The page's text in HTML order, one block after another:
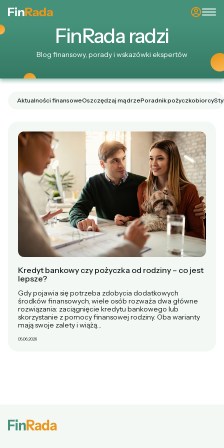
FinRada radzi
Blog finansowy, porady i wskazówki ekspertów
Aktualności finansoweOszczędzaj mądrzePoradnik pożyczkobiorcy
Kredyt bankowy czy pożyczka od rodziny – co jest
lepsze?
Gdy pojawia się potrzeba zdobycia dodatkowych
środków finansowych, wiele osób rozważa dwa główne
rozwiązania: zaciągnięcie kredytu bankowego lub
skorzystanie z pomocy finansowej rodziny. Oba warianty
mają swoje zalety i wiążą…
05.06.2026